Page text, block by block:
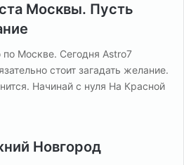
Москвы. Пусть
Москве. Сегодня Astro7
стоит загадать желание.
Начинай с нуля На Красной
Новгород